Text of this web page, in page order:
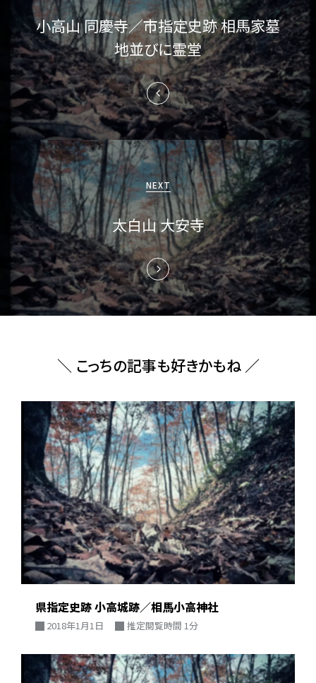
ビ
ゲ
ー
シ
小高山 同慶寺／市指定史跡 相馬家墓
地並びに霊堂
NEXT
太白山 大安寺
＼ こっちの記事も好きかもね ／
県指定史跡 小高城跡／相馬小高神社
2018年1月1日 推定閲覧時間 1分